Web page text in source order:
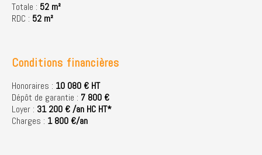
Totale : 52 m²
RDC : 52 m²
Conditions financières
Honoraires : 10 080 € HT
Dépôt de garantie : 7 800 €
Loyer : 31 200 € /an HC HT*
Charges : 1 800 €/an